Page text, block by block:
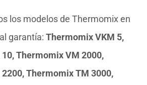
los modelos de Thermomix en
garantía: Thermomix VKM 5,
Thermomix VM 2000,
Thermomix TM 3000,